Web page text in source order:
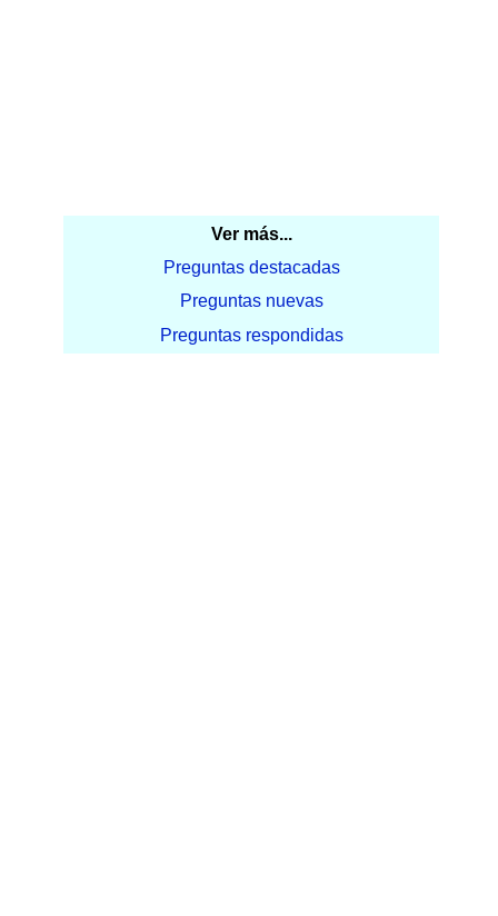
Ver más...
Preguntas destacadas
Preguntas nuevas
Preguntas respondidas